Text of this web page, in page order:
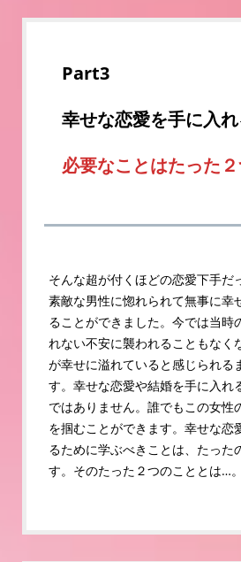
Part3
幸せな恋愛を手に入
必要なことはたった
そんな超が付くほどの恋愛下手だ
素敵な男性に惚れられて無事に幸
ることができました。今では当時
れない不安に襲われることもなく
が幸せに溢れていると感じられる
す。幸せな恋愛や結婚を手に入れ
ではありません。誰でもこの女性
を掴むことができます。幸せな恋
るために学ぶべきことは、たった
す。そのたった２つのこととは…。